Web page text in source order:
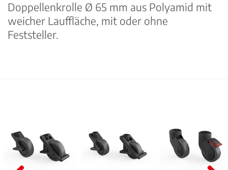
Doppellenkrolle Ø 65 mm aus Polyamid mit
weicher Lauffläche, mit oder ohne
Feststeller.